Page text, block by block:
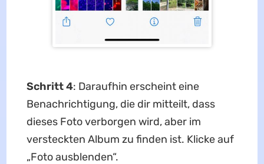
Schritt 4: Daraufhin erscheint eine
Benachrichtigung, die dir mitteilt, dass
dieses Foto verborgen wird, aber im
versteckten Album zu finden ist. Klicke auf
„Foto ausblenden“.